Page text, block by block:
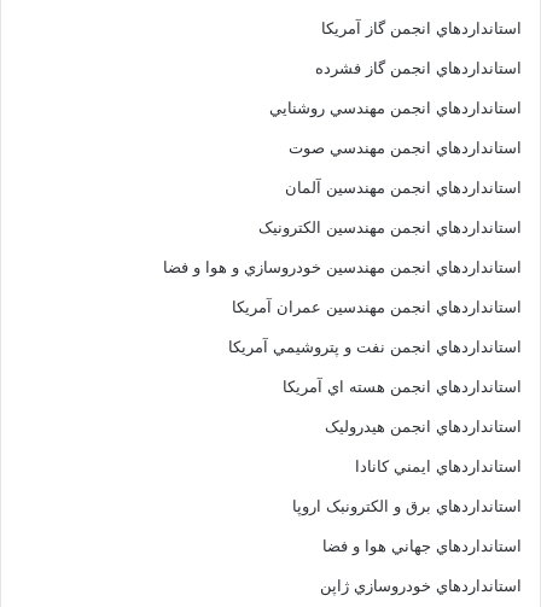
استانداردهاي انجمن گاز آمريکا
استانداردهاي انجمن گاز فشرده
استانداردهاي انجمن مهندسي روشنايي
استانداردهاي انجمن مهندسي صوت
استانداردهاي انجمن مهندسين آلمان
استانداردهاي انجمن مهندسين الکترونيک
استانداردهاي انجمن مهندسين خودروسازي و هوا و فضا
استانداردهاي انجمن مهندسين عمران آمريکا
استانداردهاي انجمن نفت و پتروشيمي آمريکا
استانداردهاي انجمن هسته اي آمريکا
استانداردهاي انجمن هيدروليک
استانداردهاي ايمني کانادا
استانداردهاي برق و الکترونبک اروپا
استانداردهاي جهاني هوا و فضا
استانداردهاي خودروسازي ژاپن